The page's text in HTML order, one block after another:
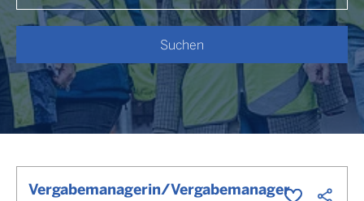
Vergabemanagerin/Vergabemanager